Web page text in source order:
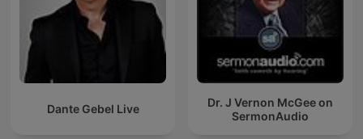
Dante Gebel Live
Dr. J Vernon McGee on
SermonAudio